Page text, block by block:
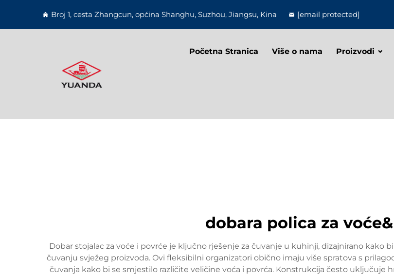
Broj 1, cesta Zhangcun, općina Shanghu, Suzhou, Jiangsu, Kina [email protected]
Početna Stranica Više o nama Proizvodi
dobara polica za
Dobar stojalac za voće i povrće je ključno rješenje za čuvanje u kuhinji, dizajnirano kako
čuvanju svježeg proizvoda. Ovi fleksibilni organizatori obično imaju više spratova s
čuvanja kako bi se smjestilo različite veličine voća i povrća. Konstrukcija često uključuje